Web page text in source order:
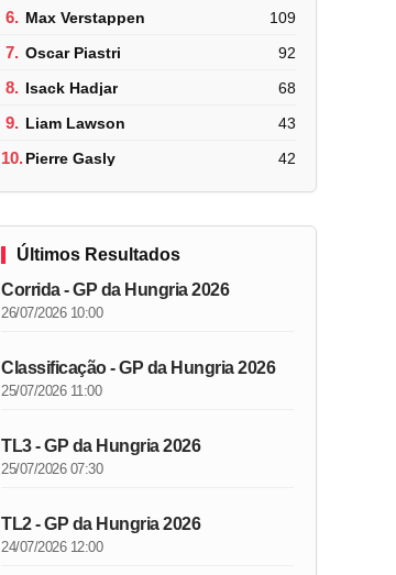
6. Max Verstappen 109
7. Oscar Piastri 92
8. Isack Hadjar 68
9. Liam Lawson 43
10.Pierre Gasly 42
Últimos Resultados
Corrida - GP da Hungria 2026
26/07/2026 10:00
Classificação - GP da Hungria 2026
25/07/2026 11:00
TL3 - GP da Hungria 2026
25/07/2026 07:30
TL2 - GP da Hungria 2026
24/07/2026 12:00